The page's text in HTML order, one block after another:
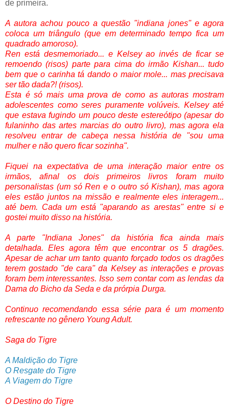
de primeira.
A autora achou pouco a questão "indiana jones" e agora
coloca um triângulo (que em determinado tempo fica um
quadrado amoroso).
Ren está desmemoriado... e Kelsey ao invés de ficar se
remoendo (risos) parte para cima do irmão Kishan... tudo
bem que o carinha tá dando o maior mole... mas precisava
ser tão dada?! (risos).
Esta é só mais uma prova de como as autoras mostram
adolescentes como seres puramente volúveis. Kelsey até
que estava fugindo um pouco deste estereótipo (apesar do
fulaninho das artes marcias do outro livro), mas agora ela
resolveu entrar de cabeça nessa história de "sou uma
mulher e não quero ficar sozinha".
Fiquei na expectativa de uma interação maior entre os
irmãos, afinal os dois primeiros livros foram muito
personalistas (um só Ren e o outro só Kishan), mas agora
eles estão juntos na missão e realmente eles interagem...
até bem. Cada um está "aparando as arestas" entre si e
gostei muito disso na história.
A parte "Indiana Jones" da história fica ainda mais
detalhada. Eles agora têm que encontrar os 5 dragões.
Apesar de achar um tanto quanto forçado todos os dragões
terem gostado "de cara" da Kelsey as interações e provas
foram bem interessantes. Isso sem contar com as lendas da
Dama do Bicho da Seda e da prórpia Durga.
Continuo recomendando essa série para é um momento
refrescante no gênero Young Adult.
Saga do Tigre
A Maldição do Tigre
O Resgate do Tigre
A Viagem do Tigre
O Destino do Tigre